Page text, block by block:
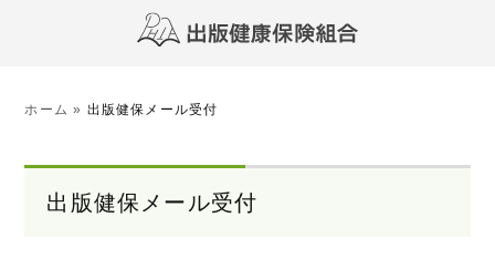
ホーム » 出版健保メール受付
出版健保メール受付